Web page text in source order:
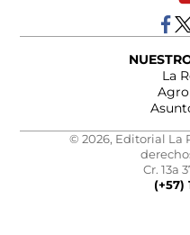
La
© 2026, Editorial La
Cr. 13a
(+57)